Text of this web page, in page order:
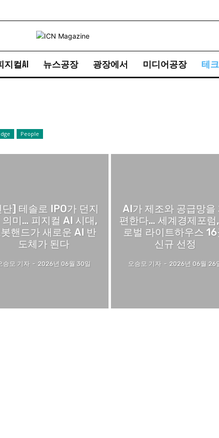
지컬AI 뉴스공장 광장에서 미디어공장 테
People
] 테솔로 IPO가 던지
의미… 피지컬 AI 시대,
핸드가 새로운 AI 반
도체가 된다
승모 기자 - 2026년 06월 30일
AI가 제조와 공급망을
편한다… 세계경제포럼
로벌 라이트하우스
신규 선정
오승모 기자 - 2026년 06월 26